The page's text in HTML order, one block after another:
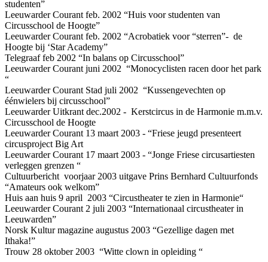
studenten”
Leeuwarder Courant feb. 2002 “Huis voor studenten van
Circusschool de Hoogte”
Leeuwarder Courant feb. 2002 “Acrobatiek voor “sterren”- de
Hoogte bij ‘Star Academy”
Telegraaf feb 2002 “In balans op Circusschool”
Leeuwarder Courant juni 2002 “Monocyclisten racen door het park
“
Leeuwarder Courant Stad juli 2002 “Kussengevechten op
éénwielers bij circusschool”
Leeuwarder Uitkrant dec.2002 - Kerstcircus in de Harmonie m.m.v.
Circusschool de Hoogte
Leeuwarder Courant 13 maart 2003 - “Friese jeugd presenteert
circusproject Big Art
Leeuwarder Courant 17 maart 2003 - “Jonge Friese circusartiesten
verleggen grenzen “
Cultuurbericht voorjaar 2003 uitgave Prins Bernhard Cultuurfonds
“Amateurs ook welkom”
Huis aan huis 9 april 2003 “Circustheater te zien in Harmonie“
Leeuwarder Courant 2 juli 2003 “Internationaal circustheater in
Leeuwarden”
Norsk Kultur magazine augustus 2003 “Gezellige dagen met
Ithaka!”
Trouw 28 oktober 2003 “Witte clown in opleiding “